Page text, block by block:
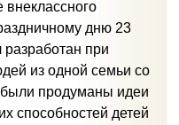
внеклассного
дню 23
при
из одной семьи со
продуманы идеи
способностей детей